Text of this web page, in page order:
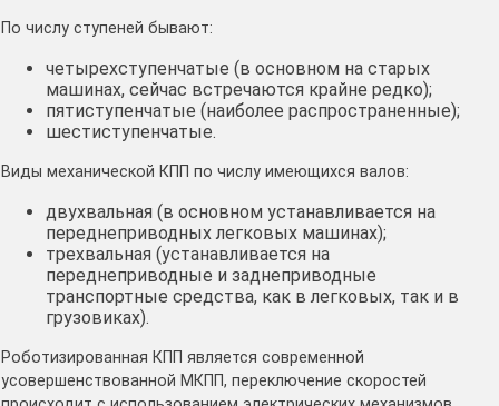
По числу ступеней бывают:
четырехступенчатые (в основном на старых
машинах, сейчас встречаются крайне редко);
пятиступенчатые (наиболее распространенные);
шестиступенчатые.
Виды механической КПП по числу имеющихся валов:
двухвальная (в основном устанавливается на
переднеприводных легковых машинах);
трехвальная (устанавливается на
переднеприводные и заднеприводные
транспортные средства, как в легковых, так и в
грузовиках).
Роботизированная КПП является современной
усовершенствованной МКПП, переключение скоростей